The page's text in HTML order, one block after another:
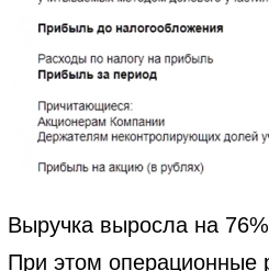
Выручка выросла на
При этом операционные